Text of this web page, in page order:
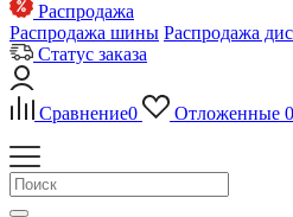
Распродажа
Распродажа шины Распродажа
Статус заказа
Сравнение0 Отложенные 0